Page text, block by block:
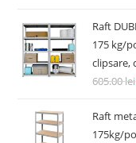
Raft
175 kg/
clipsare,
605.00lei
Raft
175kg/